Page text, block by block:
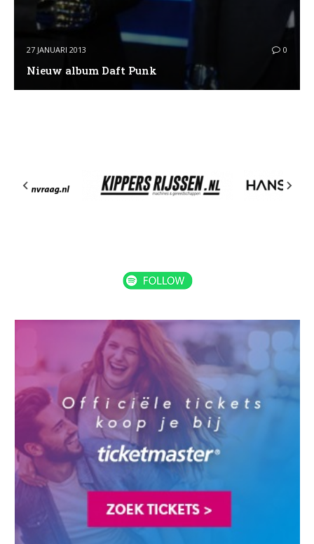
27 JANUARI 2013 0
Nieuw album Daft Punk